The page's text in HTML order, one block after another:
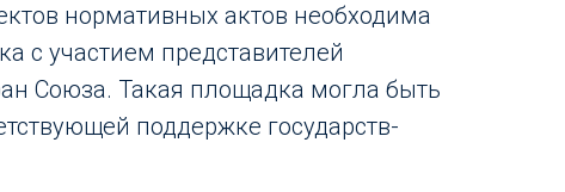
нормативных актов необходима
с участием представителей
Союза. Такая площадка могла быть
поддержке государств-